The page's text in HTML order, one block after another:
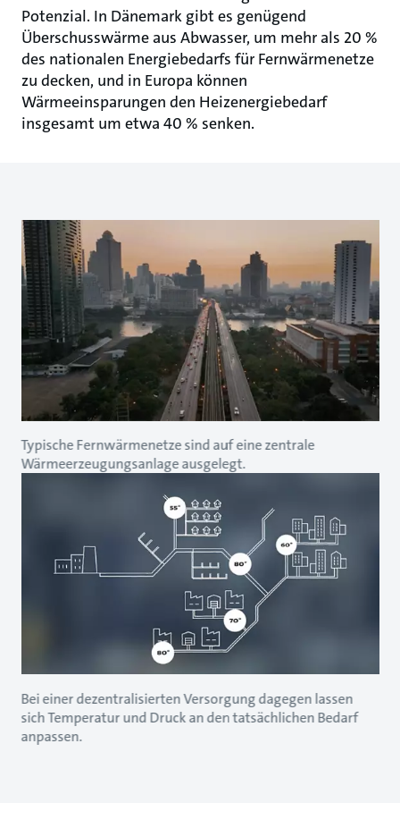
Potenzial. In Dänemark gibt es genügend
Überschusswärme aus Abwasser, um mehr als 20 %
des nationalen Energiebedarfs für Fernwärmenetze
zu decken, und in Europa können
Wärmeeinsparungen den Heizenergiebedarf
insgesamt um etwa 40 % senken.
Typische Fernwärmenetze sind auf eine zentrale
Wärmeerzeugungsanlage ausgelegt.
Bei einer dezentralisierten Versorgung dagegen lassen
sich Temperatur und Druck an den tatsächlichen Bedarf
anpassen.